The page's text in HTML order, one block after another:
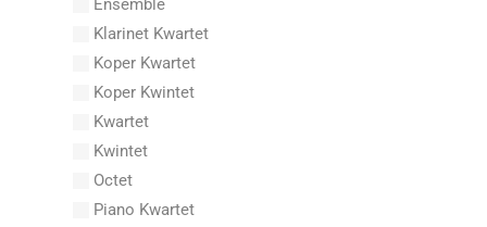
Acosta, Omar
Adam Gorb
Adam, Adolphe Charles
Adam, Amy
Adams, Billy
Adams, Bryan
Adams, Byron
Ensemble
Klarinet Kwartet
Koper Kwartet
Koper Kwintet
Kwartet
Kwintet
Octet
Piano Kwartet